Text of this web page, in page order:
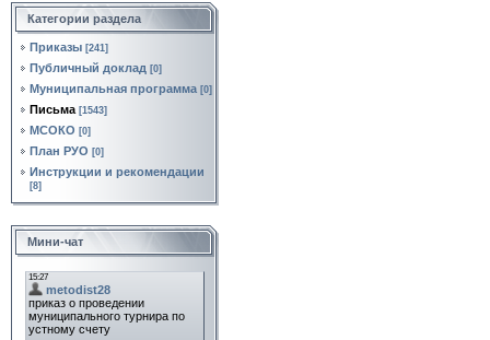
Категории раздела
Приказы [241]
Публичный доклад [0]
Муниципальная программа [0]
Письма [1543]
МСОКО [0]
План РУО [0]
Инструкции и рекомендации
[8]
Мини-чат